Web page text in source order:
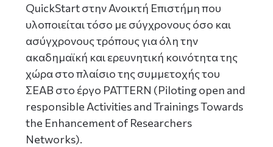
QuickStart στην Ανοικτή Επιστήμηπου
υλοποιείται τόσο με σύγχρονους όσο και
ασύγχρονους τρόπους για όλη την
ακαδημαϊκή και ερευνητική κοινότητα της
χώρα στο πλαίσιο της συμμετοχής του
ΣΕΑΒ στο έργο PATTERN (Piloting open and
responsible Activities and Trainings Towards
the Enhancement of Researchers
Networks).